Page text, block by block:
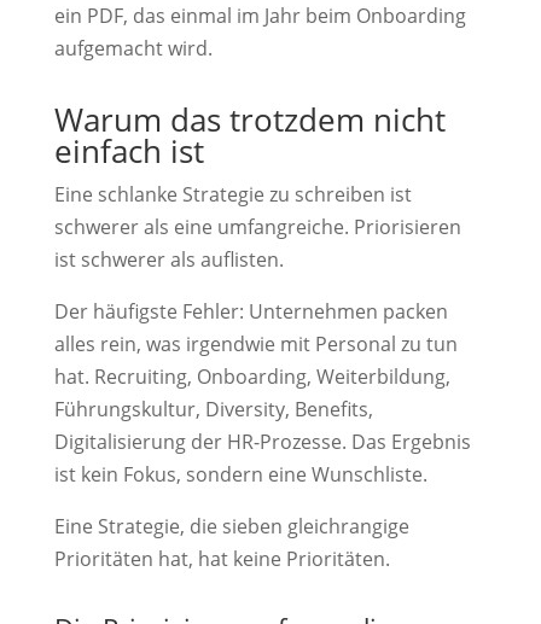
ein PDF, das einmal im Jahr beim Onboarding
aufgemacht wird.
Warum das trotzdem nicht
einfach ist
Eine schlanke Strategie zu schreiben ist
schwerer als eine umfangreiche. Priorisieren
ist schwerer als auflisten.
Der häufigste Fehler: Unternehmen packen
alles rein, was irgendwie mit Personal zu tun
hat. Recruiting, Onboarding, Weiterbildung,
Führungskultur, Diversity, Benefits,
Digitalisierung der HR-Prozesse. Das Ergebnis
ist kein Fokus, sondern eine Wunschliste.
Eine Strategie, die sieben gleichrangige
Prioritäten hat, hat keine Prioritäten.